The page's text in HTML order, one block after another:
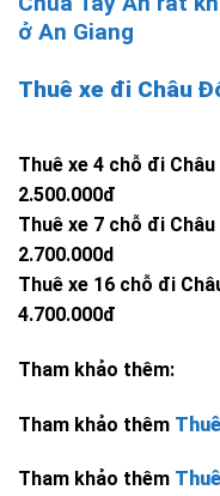
ở An Giang
Thuê xe đi Châu
Thuê xe 4 chỗ đi
2.500.000đ
Thuê xe 7 chỗ đi
2.700.000d
Thuê xe 16 chỗ đi
4.700.000đ
Tham khảo thêm:
Tham khảo thêm
Tham khảo thêm